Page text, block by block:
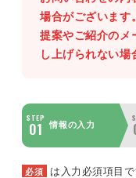
場合がございます。
提案やご紹介のメ
し上げられない場
STEP
01 情報の入力
必須 は入力必須項目で